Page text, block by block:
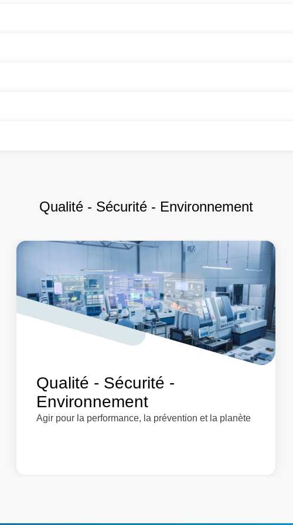
Qualité - Sécurité - Environnement
Qualité - Sécurité -
Environnement
Agir pour la performance, la prévention et la planète